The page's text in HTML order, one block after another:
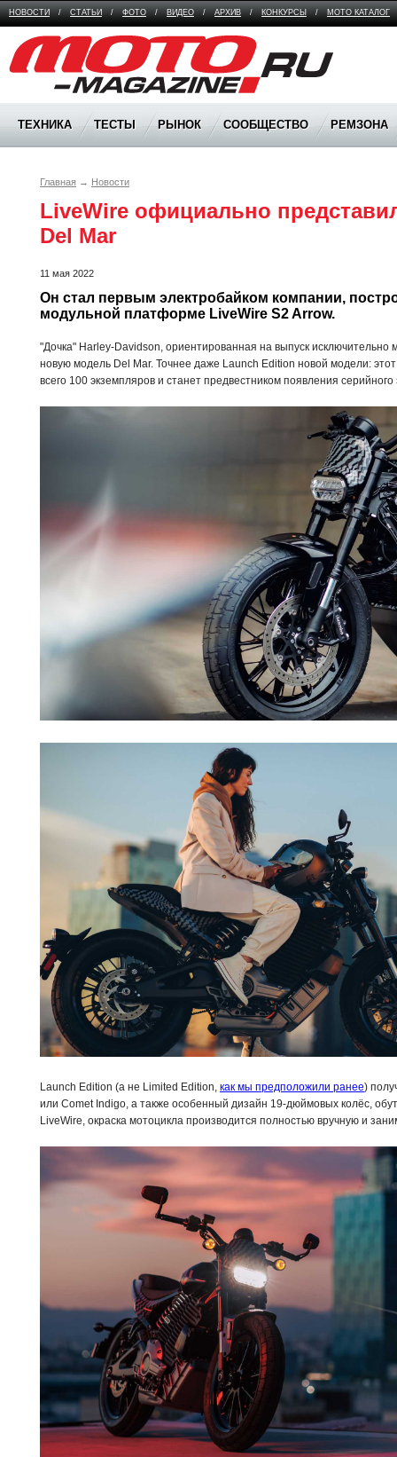
НОВОСТИ / СТАТЬИ / ФОТО / ВИДЕО / АРХИВ / КОНКУРСЫ / МОТО КАТАЛОГ
Moto Magazine
ТЕХНИКА ТЕСТЫ РЫНОК СООБЩЕСТВО РЕМЗОНА
Главная → Новости
LiveWire официально
Del Mar
11 мая 2022
Он стал первым электробайком компании,
модульной платформе LiveWire S2 Arrow.
"Дочка" Harley-Davidson, ориентированная на выпуск исключительно
новую модель Del Mar. Точнее даже Launch Edition новой модели:
всего 100 экземпляров и станет предвестником появления серийного
Launch Edition (а не Limited Edition, как мы предположили ранее)
или Comet Indigo, а также особенный дизайн 19-дюймовых колёс,
LiveWire, окраска мотоцикла производится полностью вручную и